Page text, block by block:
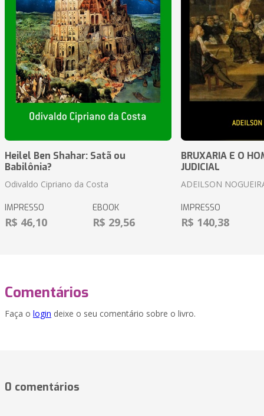
Heilel Ben Shahar: Satã ou
Babilônia?
Odivaldo Cipriano da Costa
IMPRESSO
R$ 46,10
EBOOK
R$ 29,56
BRUXARIA E O
JUDICIAL
ADEILSON
IMPRESSO
R$ 140,38
Comentários
Faça o login deixe o seu comentário sobre o livro.
0 comentários